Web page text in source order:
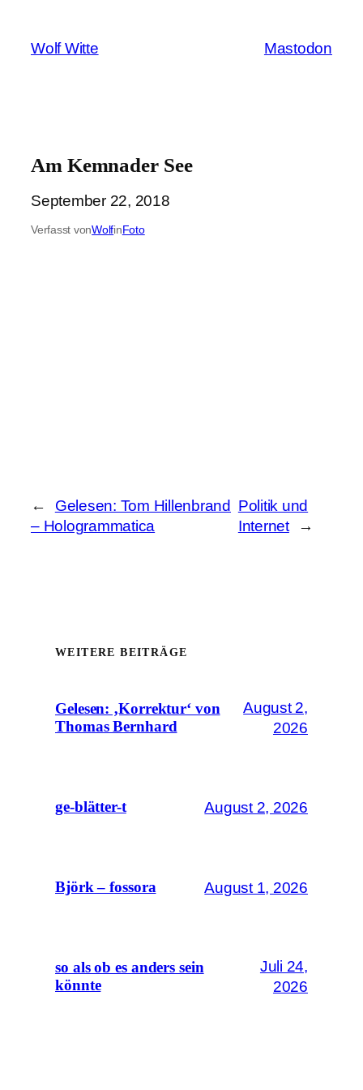
springen
Wolf Witte Mastodon
Am Kemnader See
September 22, 2018
Verfasst vonWolfinFoto
←
Gelesen: Tom Hillenbrand
– Hologrammatica
Politik und
Internet
→
WEITERE BEITRÄGE
Gelesen: ‚Korrektur‘ von
Thomas Bernhard
August 2,
2026
ge-blätter-t August 2, 2026
Björk – fossora August 1, 2026
so als ob es anders sein
könnte
Juli 24,
2026